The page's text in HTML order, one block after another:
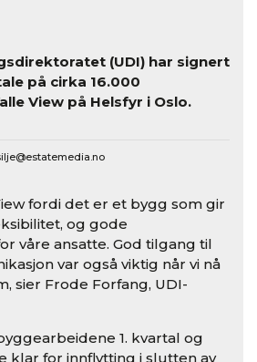
(UDI) har signert
på cirka 16.000
View på Helsfyr i Oslo.
fordi det er et bygg som gir
og gode
våre ansatte. God tilgang til
var også viktig når vi nå
sier Frode Forfang, UDI-
1. kvartal og
klar for innflytting i slutten av